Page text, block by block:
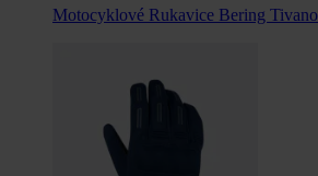
Motocyklové Rukavice Bering Tivano